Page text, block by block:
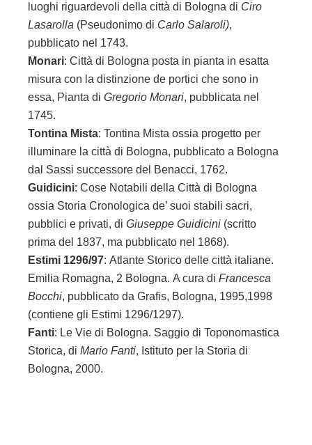
luoghi riguardevoli della città di Bologna di Ciro
Lasarolla (Pseudonimo di Carlo Salaroli),
pubblicato nel 1743.
Monari: Città di Bologna posta in pianta in esatta
misura con la distinzione de portici che sono in
essa, Pianta di Gregorio Monari, pubblicata nel
1745.
Tontina Mista: Tontina Mista ossia progetto per
illuminare la città di Bologna, pubblicato a Bologna
dal Sassi successore del Benacci, 1762.
Guidicini: Cose Notabili della Città di Bologna
ossia Storia Cronologica de’ suoi stabili sacri,
pubblici e privati, di Giuseppe Guidicini (scritto
prima del 1837, ma pubblicato nel 1868).
Estimi 1296/97: Atlante Storico delle città italiane.
Emilia Romagna, 2 Bologna. A cura di Francesca
Bocchi, pubblicato da Grafis, Bologna, 1995,1998
(contiene gli Estimi 1296/1297).
Fanti: Le Vie di Bologna. Saggio di Toponomastica
Storica, di Mario Fanti, Istituto per la Storia di
Bologna, 2000.